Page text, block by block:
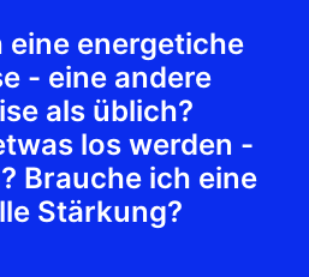
eine energetiche
- eine andere
als üblich?
los werden -
Brauche ich eine
Stärkung?